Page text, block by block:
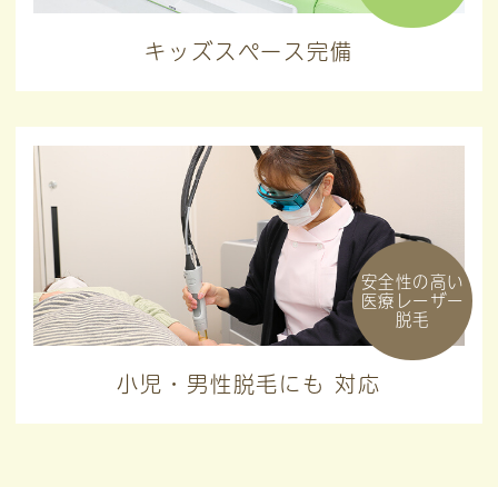
キッズスペース完備
安全性の高い
医療レーザー
脱毛
小児・男性脱毛にも 対応